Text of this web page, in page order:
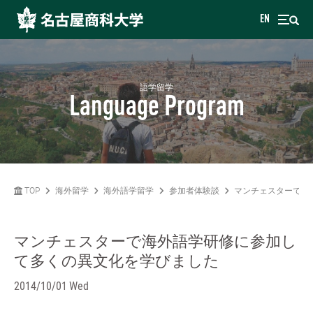
EN
語学留学
Language Program
TOP 海外留学 海外語学留学 参加者体験談 マンチェスターで
マンチェスターで海外語学研修に参加し
て多くの異文化を学びました
2014/10/01 Wed